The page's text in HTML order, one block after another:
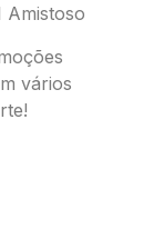
Amistoso
vários